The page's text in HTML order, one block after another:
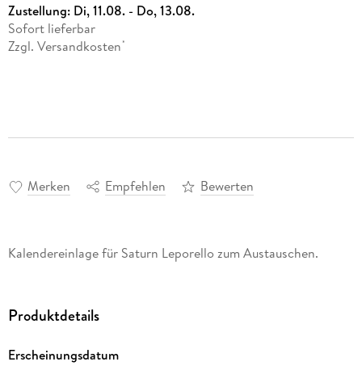
Zustellung: Di, 11.08. - Do, 13.08.
Sofort lieferbar
Zzgl. Versandkosten *
Merken Empfehlen Bewerten
Kalendereinlage für Saturn Leporello zum Austauschen.
Produktdetails
Erscheinungsdatum